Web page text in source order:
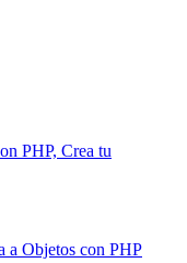
PHP, Crea tu
a Objetos con PHP